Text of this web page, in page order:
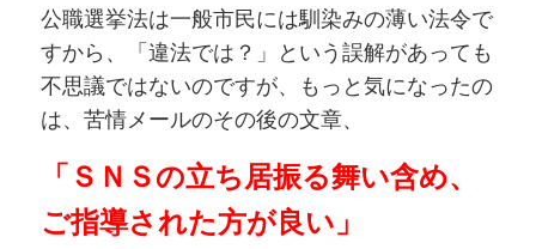
公職選挙法は一般市民には馴染みの薄い法令で
すから、「違法では？」という誤解があっても
不思議ではないのですが、もっと気になったの
は、苦情メールのその後の文章、
「ＳＮＳの立ち居振る舞い含め、
ご指導された方が良い」